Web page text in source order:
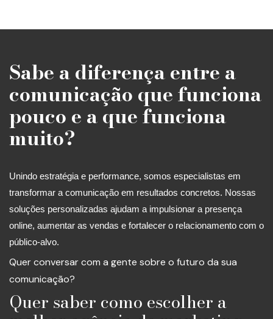
Sabe a diferença entre a
comunicação que funciona
pouco e a que funciona
muito?
Unindo estratégia e performance, somos especialistas em
transformar a comunicação em resultados concretos. Nossas
soluções personalizadas ajudam a impulsionar a presença
online, aumentar as vendas e fortalecer o relacionamento com o
público-alvo.
Quer conversar com a gente sobre o futuro da sua
comunicação?
Quer saber como escolher a